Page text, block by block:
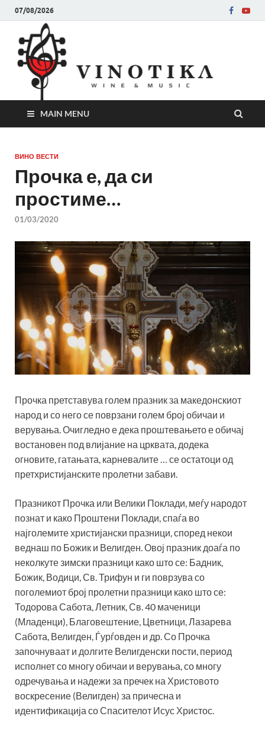
07/08/2026
MAIN MENU
ВИНО ВЕСТИ
Прочка е, да си
простиме…
01/03/2020
Прочка претставува голем празник за македонскиот
народ и со него се поврзани голем број обичаи и
верувања. Очигледно е дека проштевањето е обичај
востановен под влијание на црквата, додека
огновите, гатањата, карневалите … се остатоци од
претхристијанските пролетни забави.
Празникот Прочка или Велики Поклади, меѓу народот
познат и како Проштени Поклади, спаѓа во
најголемите христијански празници, според некои
веднаш по Божик и Велигден. Овој празник доаѓа по
неколкуте зимски празници како што се: Бадник,
Божик, Водици, Св. Трифун и ги поврзува со
поголемиот број пролетни празници како што се:
Тодорова Сабота, Летник, Св. 40 маченици
(Младенци), Благовештение, Цветници, Лазарева
Сабота, Велигден, Ѓурѓовден и др. Со Прочка
започнуваат и долгите Велигденски пости, период
исполнет со многу обичаи и верувања, со многу
одречувања и надежи за пречек на Христовото
воскресение (Велигден) за причесна и
идентификација со Спасителот Исус Христос.